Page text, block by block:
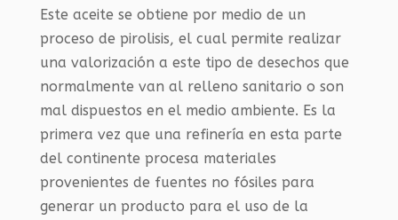
Este aceite se obtiene por medio de un
proceso de pirolisis, el cual permite realizar
una valorización a este tipo de desechos que
normalmente van al relleno sanitario o son
mal dispuestos en el medio ambiente. Es la
primera vez que una refinería en esta parte
del continente procesa materiales
provenientes de fuentes no fósiles para
generar un producto para el uso de la